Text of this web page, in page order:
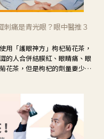
刺痛是青光眼？眼中醫推３
用「護眼神方」枸杞菊花茶，
的人合併結膜紅、眼睛痛、眼
花茶，但是枸杞的劑量要少，
純的眼睛乾澀，結膜沒有紅，
虛」，就可以使用枸杞、蓮
果就更顯著。